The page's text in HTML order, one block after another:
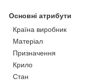
Основні атрибути
Країна виробник
Матеріал
Призначення
Крило
Стан